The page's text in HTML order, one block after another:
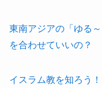
東南アジアの「ゆる
を合わせていいの？
イスラム教を知ろう